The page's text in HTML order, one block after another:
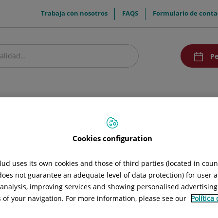
menuTop
Trabaja con nosotros FAQS Formulario de
Cookies configuration
uses its own cookies and those of third parties (located in
not guarantee an adequate level of data protection) for user
improving services and showing personalised
of your navigation. For more information, please see our Política